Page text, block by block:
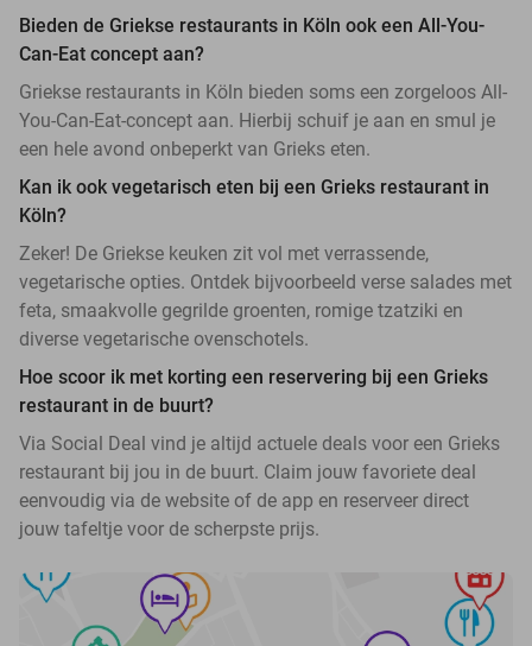
Bieden de Griekse restaurants in Köln ook een All-You-
Can-Eat concept aan?
Griekse restaurants in Köln bieden soms een zorgeloos All-
You-Can-Eat-concept aan. Hierbij schuif je aan en smul je
een hele avond onbeperkt van Grieks eten.
Kan ik ook vegetarisch eten bij een Grieks restaurant in
Köln?
Zeker! De Griekse keuken zit vol met verrassende,
vegetarische opties. Ontdek bijvoorbeeld verse salades met
feta, smaakvolle gegrilde groenten, romige tzatziki en
diverse vegetarische ovenschotels.
Hoe scoor ik met korting een reservering bij een Grieks
restaurant in de buurt?
Via Social Deal vind je altijd actuele deals voor een Grieks
restaurant bij jou in de buurt. Claim jouw favoriete deal
eenvoudig via de website of de app en reserveer direct
jouw tafeltje voor de scherpste prijs.